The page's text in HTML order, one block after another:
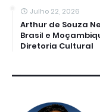
Julho 22, 2026
Arthur de Souza
Brasil e
Diretoria Cultural